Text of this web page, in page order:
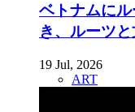
ベトナムに
き、ルーツ
19 Jul, 2026
ART